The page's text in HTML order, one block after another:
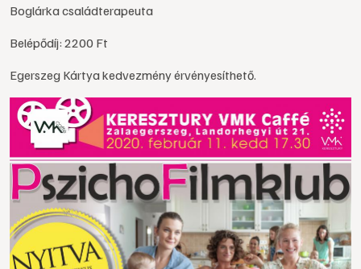
Boglárka családterapeuta
Belépődíj: 2200 Ft
Egerszeg Kártya kedvezmény érvényesíthető.